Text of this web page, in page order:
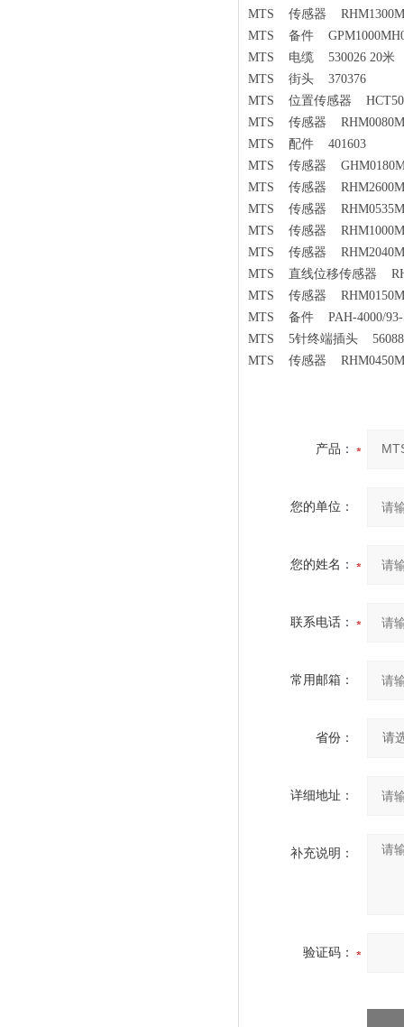
MTS 传感器
MTS 备件
MTS 电缆 530026 20米
MTS 街头 370376
MTS 位置传感器
MTS 传感器
MTS 配件 401603
MTS 传感器
MTS 传感器
MTS 传感器
MTS 传感器
MTS 传感器
MTS 直线位移传感器
MTS 传感器
MTS 备件 PAH-4000/93-
MTS 5针终端插头
MTS 传感器
产品：
您的单位：
您的姓名：
联系电话：
常用邮箱：
省份：
详细地址：
补充说明：
验证码：